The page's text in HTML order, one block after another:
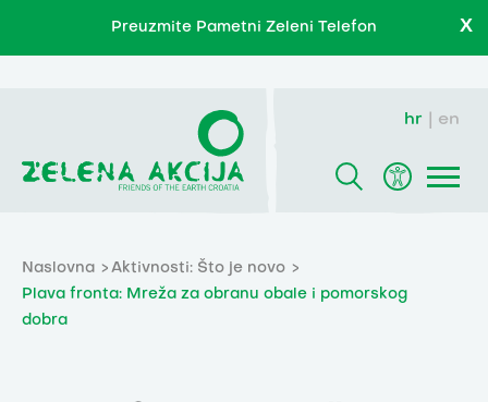
Preuzmite Pametni Zeleni Telefon X
hr en
Naslovna
Aktivnosti: Što je novo
Plava fronta: Mreža za obranu obale i pomorskog
dobra